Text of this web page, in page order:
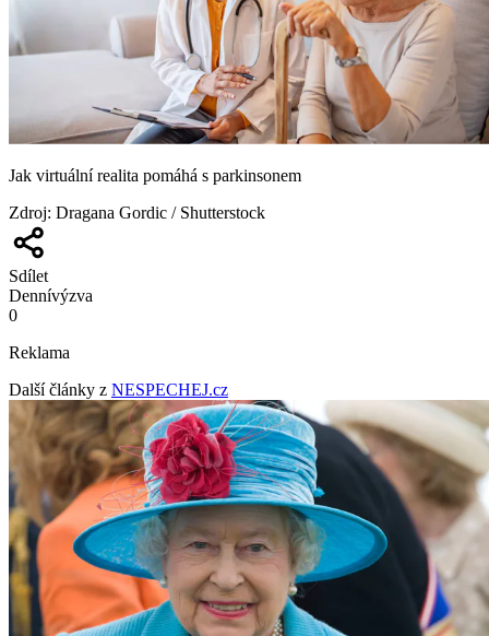
Jak virtuální realita pomáhá s parkinsonem
Zdroj: Dragana Gordic / Shutterstock
Sdílet
Dennívýzva
0
Reklama
Další články z NESPECHEJ.cz